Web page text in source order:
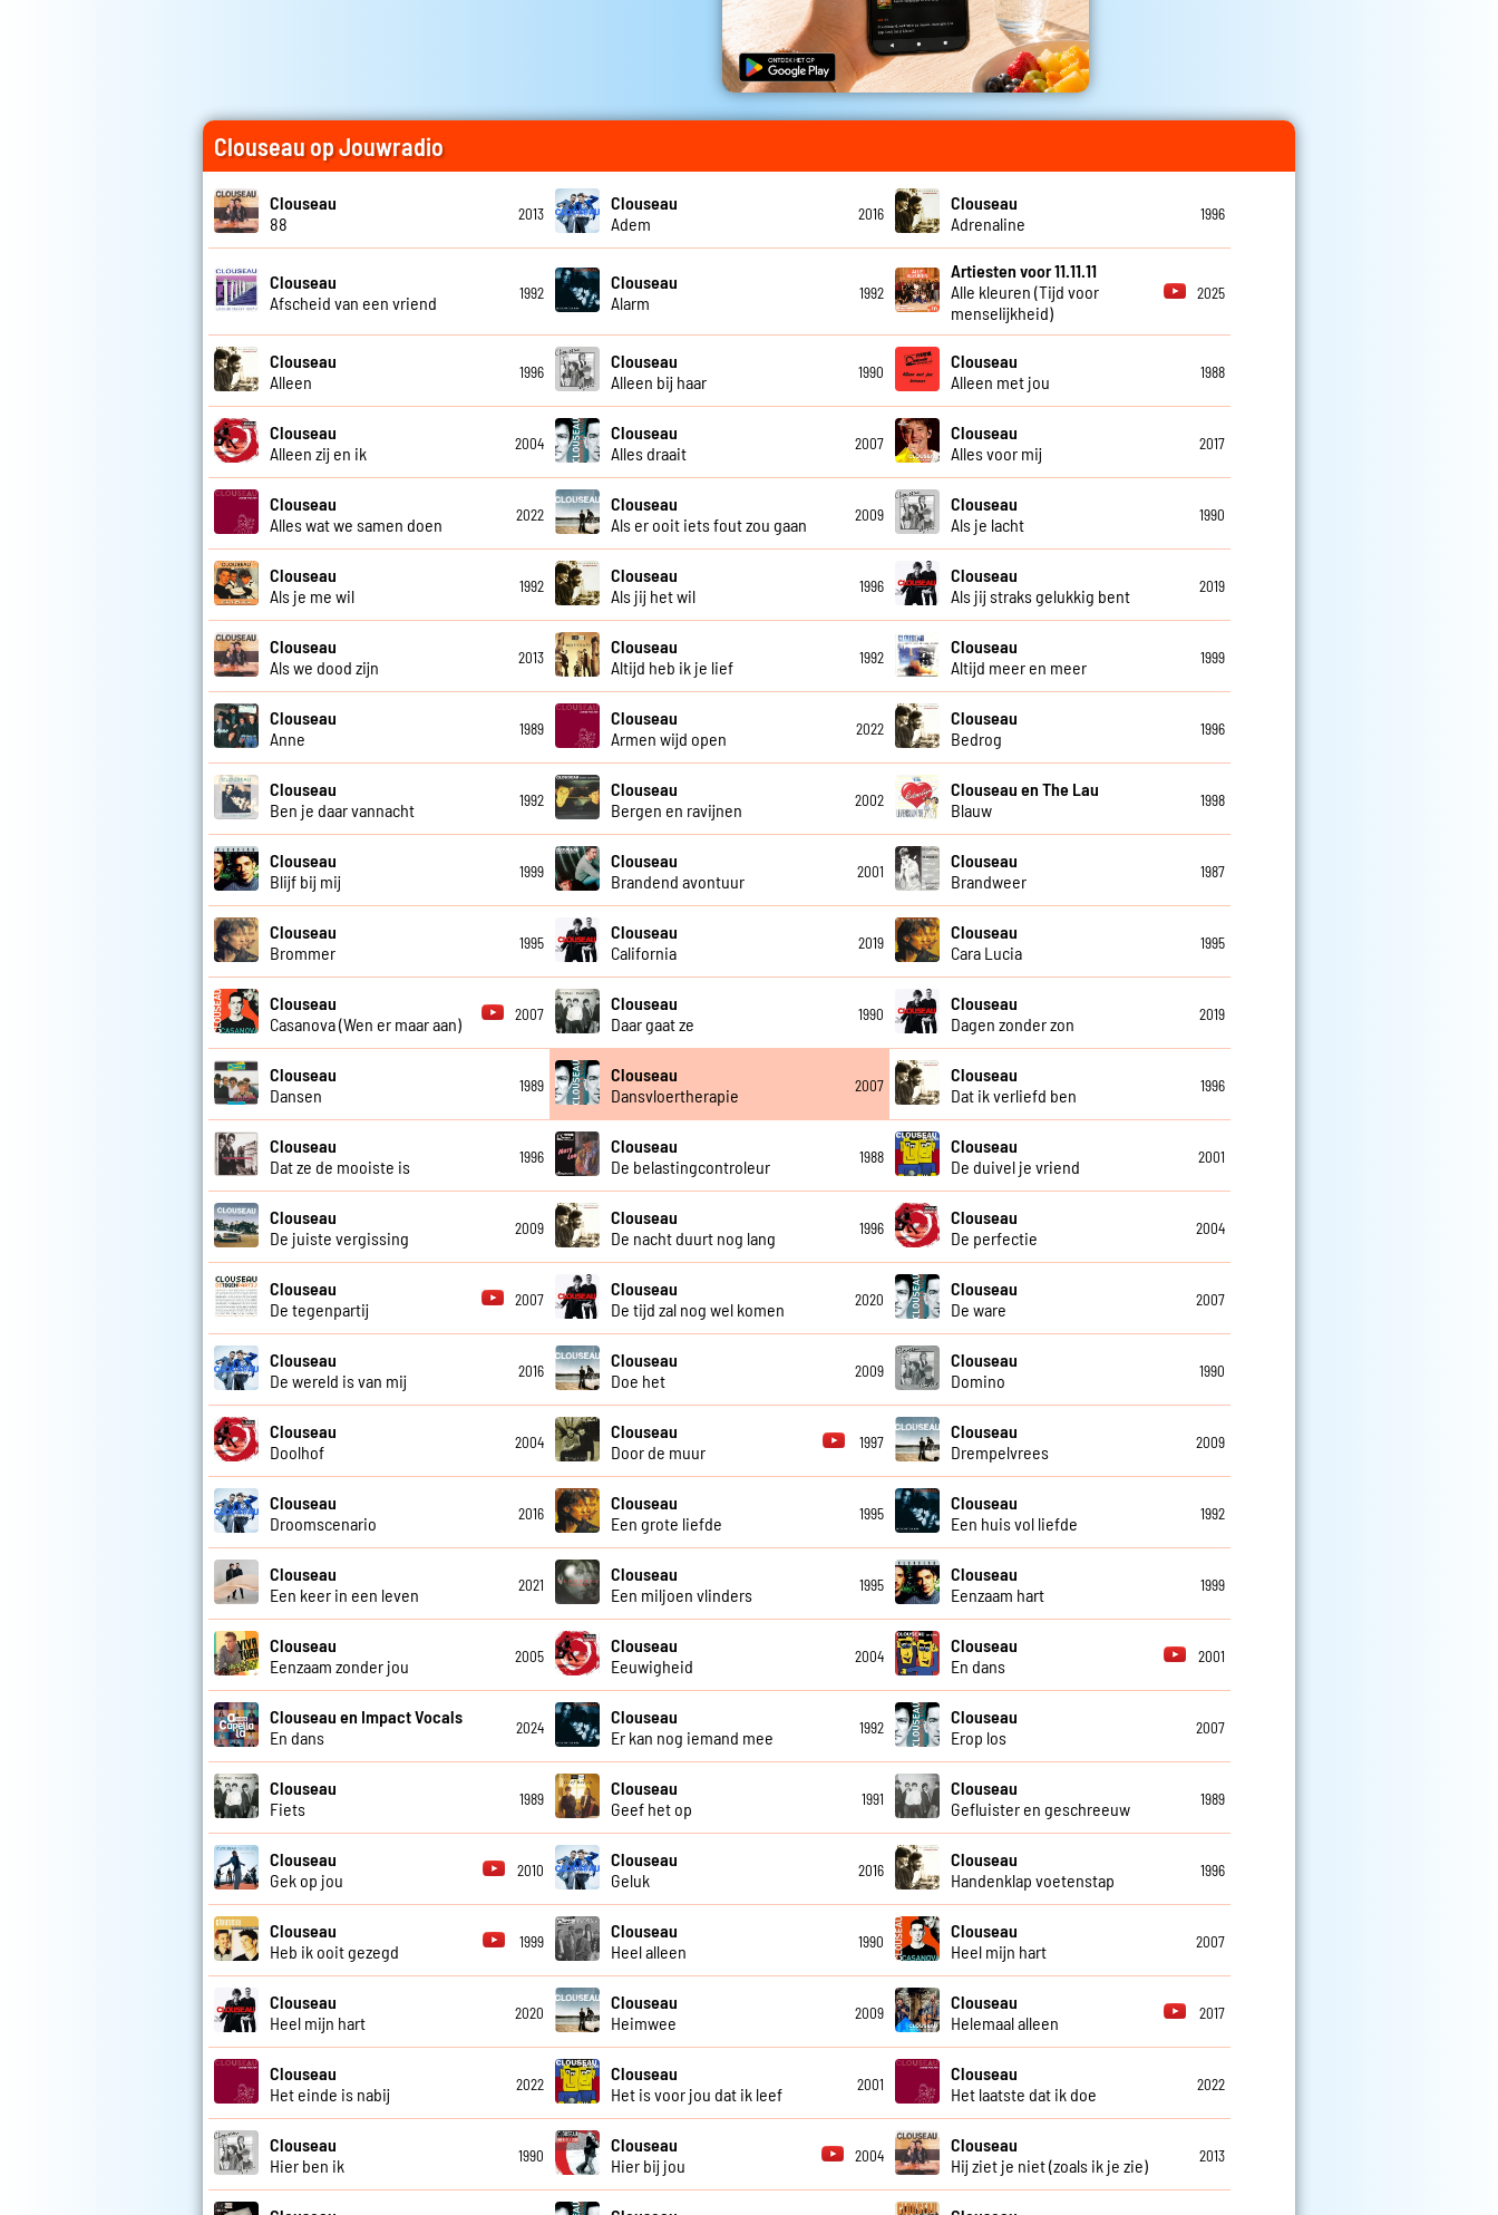
Clouseau op Jouwradio
Clouseau
88
2013
Clouseau
Adem
2016
Clouseau
Adrenaline
1996
Clouseau
Afscheid van een vriend
1992
Clouseau
Alarm
1992
Artiesten voor 11.11.11
Alle kleuren (Tijd voor
menselijkheid)
2025
Clouseau
Alleen
1996
Clouseau
Alleen bij haar
1990
Clouseau
Alleen met jou
1988
Clouseau
Alleen zij en ik
2004
Clouseau
Alles draait
2007
Clouseau
Alles voor mij
2017
Clouseau
Alles wat we samen doen
2022
Clouseau
Als er ooit iets fout zou gaan
2009
Clouseau
Als je lacht
1990
Clouseau
Als je me wil
1992
Clouseau
Als jij het wil
1996
Clouseau
Als jij straks gelukkig bent
2019
Clouseau
Als we dood zijn
2013
Clouseau
Altijd heb ik je lief
1992
Clouseau
Altijd meer en meer
1999
Clouseau
Anne
1989
Clouseau
Armen wijd open
2022
Clouseau
Bedrog
1996
Clouseau
Ben je daar vannacht
1992
Clouseau
Bergen en ravijnen
2002
Clouseau en The Lau
Blauw
1998
Clouseau
Blijf bij mij
1999
Clouseau
Brandend avontuur
2001
Clouseau
Brandweer
1987
Clouseau
Brommer
1995
Clouseau
California
2019
Clouseau
Cara Lucia
1995
Clouseau
Casanova (Wen er maar aan)
2007
Clouseau
Daar gaat ze
1990
Clouseau
Dagen zonder zon
2019
Clouseau
Dansen
1989
Clouseau
Dansvloertherapie
2007
Clouseau
Dat ik verliefd ben
1996
Clouseau
Dat ze de mooiste is
1996
Clouseau
De belastingcontroleur
1988
Clouseau
De duivel je vriend
2001
Clouseau
De juiste vergissing
2009
Clouseau
De nacht duurt nog lang
1996
Clouseau
De perfectie
2004
Clouseau
De tegenpartij
2007
Clouseau
De tijd zal nog wel komen
2020
Clouseau
De ware
2007
Clouseau
De wereld is van mij
2016
Clouseau
Doe het
2009
Clouseau
Domino
1990
Clouseau
Doolhof
2004
Clouseau
Door de muur
1997
Clouseau
Drempelvrees
2009
Clouseau
Droomscenario
2016
Clouseau
Een grote liefde
1995
Clouseau
Een huis vol liefde
1992
Clouseau
Een keer in een leven
2021
Clouseau
Een miljoen vlinders
1995
Clouseau
Eenzaam hart
1999
Clouseau
Eenzaam zonder jou
2005
Clouseau
Eeuwigheid
2004
Clouseau
En dans
2001
Clouseau en Impact Vocals
En dans
2024
Clouseau
Er kan nog iemand mee
1992
Clouseau
Erop los
2007
Clouseau
Fiets
1989
Clouseau
Geef het op
1991
Clouseau
Gefluister en geschreeuw
1989
Clouseau
Gek op jou
2010
Clouseau
Geluk
2016
Clouseau
Handenklap voetenstap
1996
Clouseau
Heb ik ooit gezegd
1999
Clouseau
Heel alleen
1990
Clouseau
Heel mijn hart
2007
Clouseau
Heel mijn hart
2020
Clouseau
Heimwee
2009
Clouseau
Helemaal alleen
2017
Clouseau
Het einde is nabij
2022
Clouseau
Het is voor jou dat ik leef
2001
Clouseau
Het laatste dat ik doe
2022
Clouseau
Hier ben ik
1990
Clouseau
Hier bij jou
2004
Clouseau
Hij ziet je niet (zoals ik je zie)
2013